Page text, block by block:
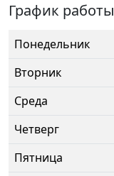
График работы
Понедельник
Вторник
Среда
Четверг
Пятница